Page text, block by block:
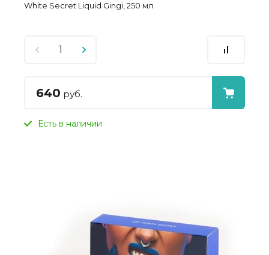
White Secret Liquid Gingi, 250 мл
640 руб.
Есть в наличии